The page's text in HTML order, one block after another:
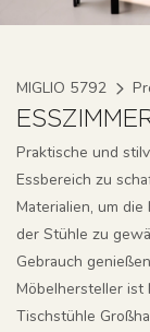
MIGLIO 5792
Praktische und
Essbereich zu
Materialien, um
der Stühle zu
Gebrauch
Möbelhersteller ist
Tischstühle